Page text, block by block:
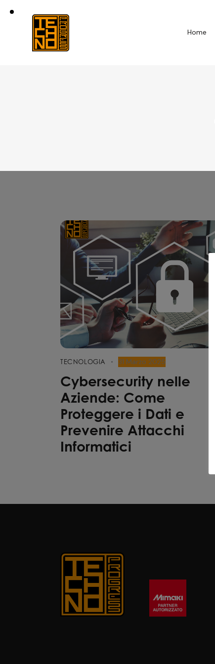
Home
TECNOLOGIA 31 Marzo 2025
Cybersecurity nelle
Aziende: Come
Proteggere i Dati e
Prevenire Attacchi
Informatici